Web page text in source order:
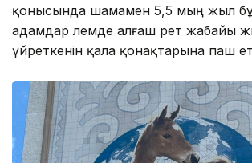
қонысында шамамен 5,5 мың жыл
адамдар әлемде алғаш рет жабайы
үйреткенін қала қонақтарына паш